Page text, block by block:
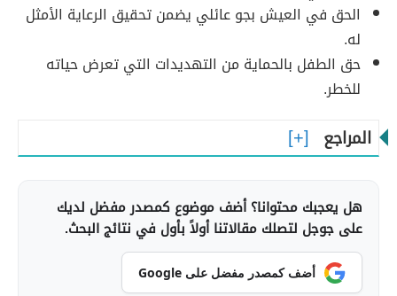
الحق في العيش بجو عائلي يضمن تحقيق الرعاية الأمثل
له.
حق الطفل بالحماية من التهديدات التي تعرض حياته
للخطر.
المراجع
هل يعجبك محتوانا؟ أضف موضوع كمصدر مفضل لديك
على جوجل لتصلك مقالاتنا أولاً بأول في نتائج البحث.
أضف كمصدر مفضل على Google